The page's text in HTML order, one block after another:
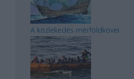
A közlekedés mérföldkövei